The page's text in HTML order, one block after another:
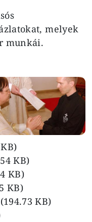
melyek
munkái.
KB)
KB)
KB)
(194.73 KB)